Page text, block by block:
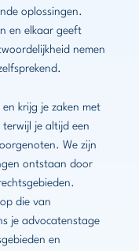
oplossingen.
en elkaar geeft
nemen
krijg je zaken met
je altijd een
We zijn
ontstaan door
die van
je advocatenstage
en